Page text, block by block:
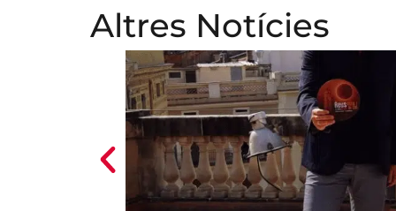
Altres Notícies